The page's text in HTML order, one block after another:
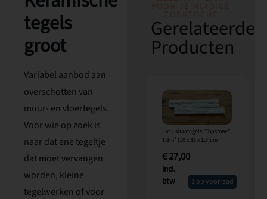
tegels
groot
Variabel aanbod aan
overschotten van
muur- en vloertegels.
Voor wie op zoek is
naar dat ene tegeltje
dat moet vervangen
worden, kleine
tegelwerken of voor
VOOR JE HUIDIGE
ZOEKTOCHT
Gerelateerde
Producten
Lot 4 Muurtegels “Topstone”
1,8m² (10 x 35 x 1,5)cm
€27,00
incl.
btw
1 op voorraad